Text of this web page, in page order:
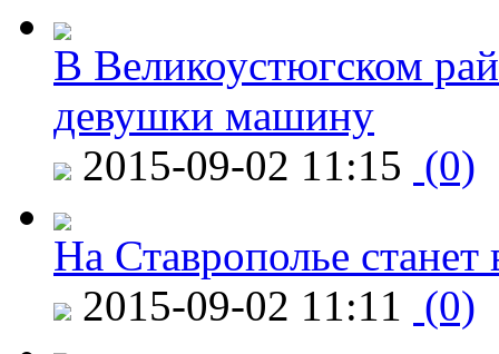
В Великоустюгском
девушки машину
2015-09-02 11:15 (0)
На Ставрополье
2015-09-02 11:11 (0)